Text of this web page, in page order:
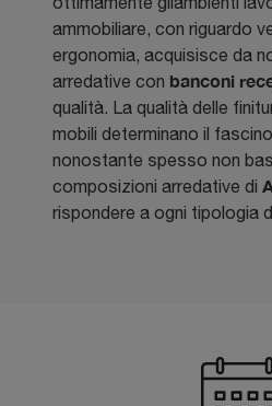
ammobiliare, con riguardo
ergonomia, acquisisce da
arredative con banconi
qualità. La qualità delle
mobili determinano il
nonostante spesso non
composizioni arredative di
rispondere a ogni tipologia